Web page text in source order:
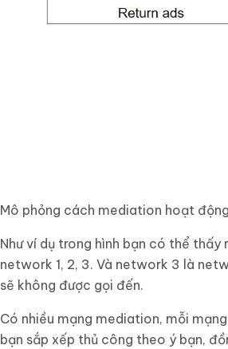
Mô phỏng cách mediation hoạt động
Như ví dụ trong hình bạn có thể
network 1, 2, 3. Và network 3 là
sẽ không được gọi đến.
Có nhiều mạng mediation, mỗi
bạn sắp xếp thủ công theo ý bạn,